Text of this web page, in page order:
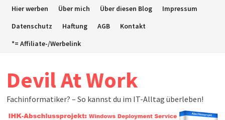
ZumHier werben Über mich Über diesen Blog
Impressum
Datenschutz
Haftung AGB
Kontakt
*= Affiliate-/Werbelink
Devil At Work
Fachinformatiker? – So kannst du im IT-Alltag überleben!